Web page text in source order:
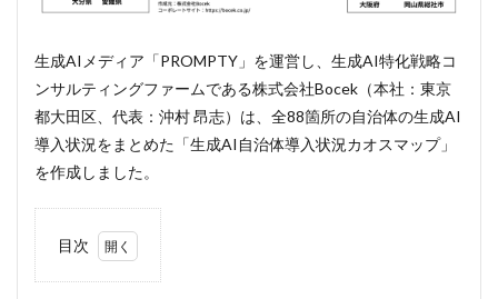
生成AIメディア「PROMPTY」を運営し、生成AI特化戦略コ
ンサルティングファームである株式会社Bocek（本社：東京
都大田区、代表：沖村 昂志）は、全88箇所の自治体の生成AI
導入状況をまとめた「生成AI自治体導入状況カオスマップ」
を作成しました。
目次